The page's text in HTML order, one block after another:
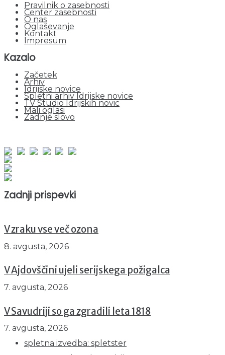
Pravilnik o zasebnosti
Center zasebnosti
O nas
Oglaševanje
Kontakt
Impresum
Kazalo
Začetek
Arhiv
Idrijske novice
Spletni arhiv Idrijske novice
TV Studio Idrijskih novic
Mali oglasi
Zadnje slovo
Zadnji prispevki
V zraku vse več ozona
8. avgusta, 2026
V Ajdovščini ujeli serijskega požigalca
7. avgusta, 2026
V Savudriji so ga zgradili leta 1818
7. avgusta, 2026
spletna izvedba: spletster